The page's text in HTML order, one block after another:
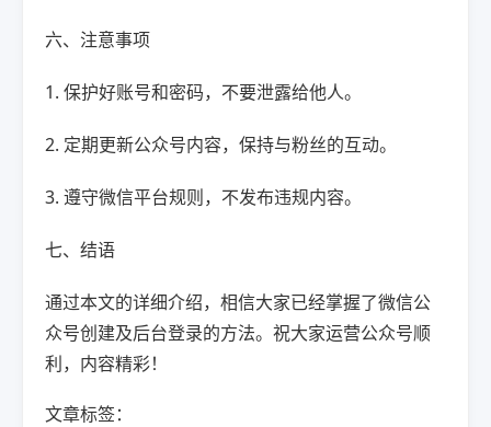
六、注意事项
1. 保护好账号和密码，不要泄露给他人。
2. 定期更新公众号内容，保持与粉丝的互动。
3. 遵守微信平台规则，不发布违规内容。
七、结语
通过本文的详细介绍，相信大家已经掌握了微信公
众号创建及后台登录的方法。祝大家运营公众号顺
利，内容精彩！
文章标签：